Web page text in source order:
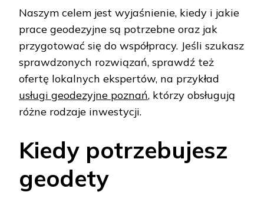
Naszym celem jest wyjaśnienie, kiedy i jakie
prace geodezyjne są potrzebne oraz jak
przygotować się do współpracy. Jeśli szukasz
sprawdzonych rozwiązań, sprawdź też
ofertę lokalnych ekspertów, na przykład
usługi geodezyjne poznań, którzy obsługują
różne rodzaje inwestycji.
Kiedy potrzebujesz
geodety